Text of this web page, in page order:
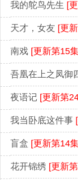
我的鸵鸟先生 [
天才，女友 [更
南戏 [更新第15
吾凰在上之凤御
夜语记 [更新第
我当卧底这件事
盲盒 [更新第14
花开锦绣 [更新